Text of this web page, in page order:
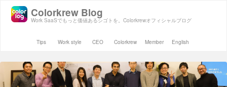
Work SaaSでもっと価値あるシゴトを。Colorkrewオフィシャルブログ
Colorkrew Blog
Tips Work style CEO Colorkrew Member English